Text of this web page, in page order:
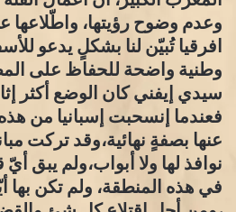
وعدم وضوح رؤيتها،
افرقيا تُبيّن لنا بشكلٍ يدعو
وطنية واضحة للحفاظ على
سيدي إيفني كان الوضع أكثر
فعندما إنسحبت إسبانيا من
عنها بصفةٍ نهائية،وقد تركت
نوافذ لها ولا أبواب،ولم يبق
في هذه المنطقة، ولم تكن بها